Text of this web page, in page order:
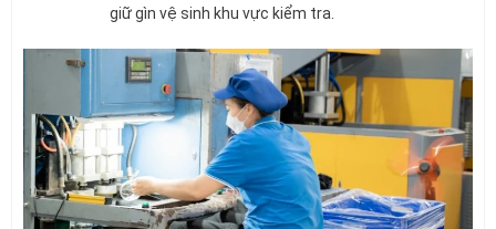
giữ gìn vệ sinh khu vực kiểm tra.